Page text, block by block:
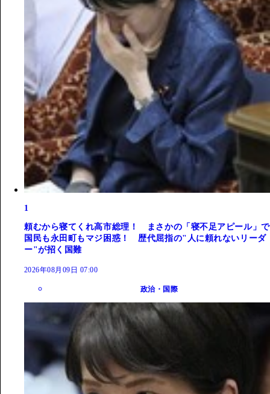
1
頼むから寝てくれ高市総理！ まさかの「寝不足アピール」で
国民も永田町もマジ困惑！ 歴代屈指の"人に頼れないリーダ
ー"が招く国難
2026年08月09日 07:00
政治・国際